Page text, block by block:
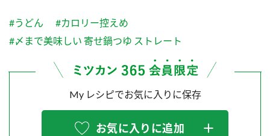
ふりかけ
炊き込みご飯の素 米飯用調味液
Fibee
納豆のサイト
三ツ判山吹
スペシャルサイト
MIM（ミツカンミュージアム）
お客様相談センター
お客様の声をいかしました
販売終了製品のご案内
よくあるご質問
#うどん
#カロリー控えめ
#〆まで美味しい 寄せ鍋つゆ ストレート
My レシピでお気に入りに保存
お気に入りに追加